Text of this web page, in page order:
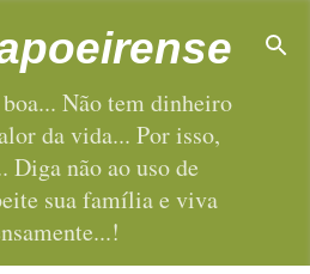
conteúdo principal
Não tem dinheiro
da vida... Por isso,
Diga não ao uso de
sua família e viva